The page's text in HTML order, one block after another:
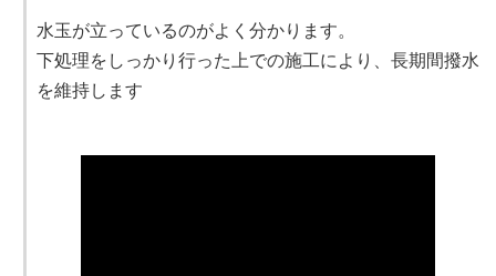
水玉が立っているのがよく分かります。
下処理をしっかり行った上での施工により、長期間撥水
を維持します